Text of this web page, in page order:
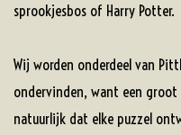
sprookjesbos of Harry Potter.
Wij worden onderdeel van
ondervinden, want een groot
natuurlijk dat elke puzzel